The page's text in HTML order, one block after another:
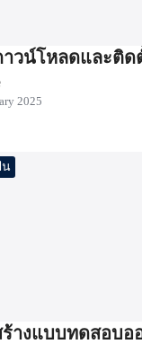
วน์โหลดและติด
2025
น
ร้างแบบทดสอบอ